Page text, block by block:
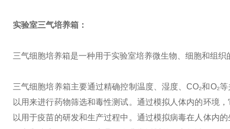
实验室三气培养箱：
三气细胞培养箱是一种用于实验室培养微生物、细胞和组织
三气细胞培养箱主要通过精确控制温度、湿度、CO₂和O₂
以用来进行药物筛选和毒性测试。通过模拟人体内的环境
以用于疫苗的研发和生产过程中。通过模拟病毒在人体内